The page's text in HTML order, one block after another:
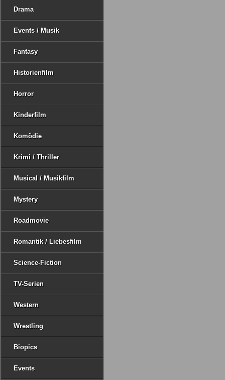
Drama
Events / Musik
Fantasy
Historienfilm
Horror
Kinderfilm
Komödie
Krimi / Thriller
Musical / Musikfilm
Mystery
Roadmovie
Romantik / Liebesfilm
Science-Fiction
TV-Serien
Western
Wrestling
Biopics
Events